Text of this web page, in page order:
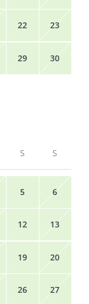
22 23
29 30
S S
5 6
12 13
19 20
26 27